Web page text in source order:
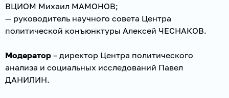
ВЦИОМ Михаил МАМОНОВ;
— руководитель научного совета Центра
политической конъюнктуры Алексей ЧЕСНАКОВ.
Модератор – директор Центра политического
анализа и социальных исследований Павел
ДАНИЛИН.